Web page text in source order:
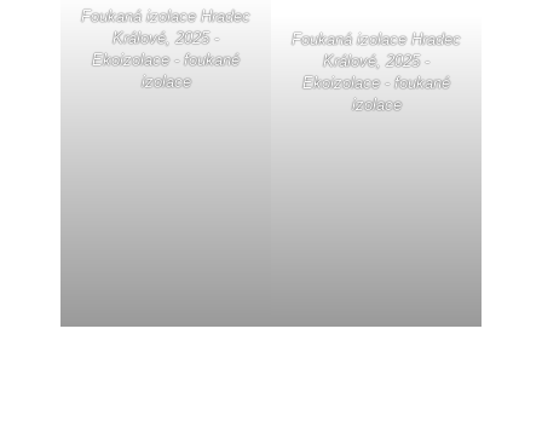
Foukaná izolace Hradec
Králové, 2025 -
Ekoizolace - foukané
izolace
Foukaná izolace Hradec
Králové, 2025 -
Ekoizolace - foukané
izolace